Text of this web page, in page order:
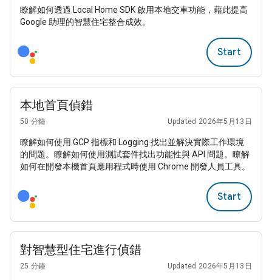
瞭解如何透過 Local Home SDK 啟用本地交車功能，藉此提高
Google 助理的智慧住宅整合成效。
Start
本地首頁偵錯
50 分鐘 Updated 2026年5月13日
瞭解如何使用 GCP 指標和 Logging 找出並解決實際工作環境
的問題。瞭解如何使用測試套件找出功能性與 API 問題。瞭解
如何在開發本機首頁應用程式時使用 Chrome 開發人員工具。
Start
對智慧型住宅進行偵錯
25 分鐘 Updated 2026年5月13日